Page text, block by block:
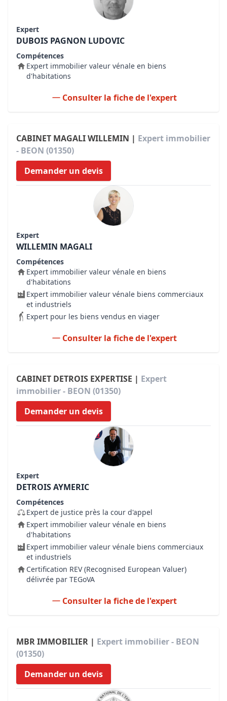
Expert
DUBOIS PAGNON LUDOVIC
Compétences
Expert immobilier valeur vénale en biens
d'habitations
Consulter la fiche de l'expert
CABINET MAGALI WILLEMIN | Expert immobilier
- BEON (01350)
Demander un devis
Expert
WILLEMIN MAGALI
Compétences
Expert immobilier valeur vénale en biens
d'habitations
Expert immobilier valeur vénale biens commerciaux
et industriels
Expert pour les biens vendus en viager
Consulter la fiche de l'expert
CABINET DETROIS EXPERTISE | Expert
immobilier - BEON (01350)
Demander un devis
Expert
DETROIS AYMERIC
Compétences
Expert de justice près la cour d'appel
Expert immobilier valeur vénale en biens
d'habitations
Expert immobilier valeur vénale biens commerciaux
et industriels
Certification REV (Recognised European Valuer)
délivrée par TEGoVA
Consulter la fiche de l'expert
MBR IMMOBILIER | Expert immobilier - BEON
(01350)
Demander un devis